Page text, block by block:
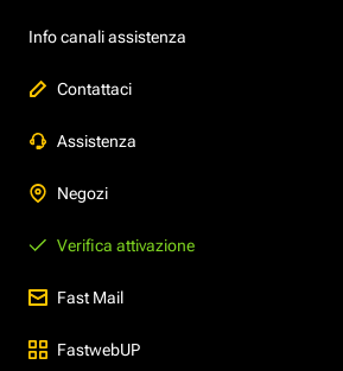
Info canali assistenza
Contattaci
Assistenza
Negozi
Verifica attivazione
Fast Mail
FastwebUP